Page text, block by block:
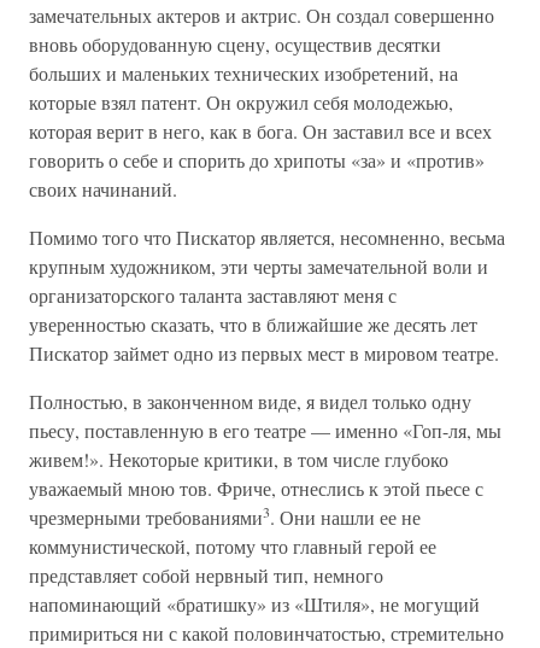
замечательных актеров и актрис. Он создал совершенно
вновь оборудованную сцену, осуществив десятки
больших и маленьких технических изобретений, на
которые взял патент. Он окружил себя молодежью,
которая верит в него, как в бога. Он заставил все и всех
говорить о себе и спорить до хрипоты «за» и «против»
своих начинаний.
Помимо того что Пискатор является, несомненно, весьма
крупным художником, эти черты замечательной воли и
организаторского таланта заставляют меня с
уверенностью сказать, что в ближайшие же десять лет
Пискатор займет одно из первых мест в мировом театре.
Полностью, в законченном виде, я видел только одну
пьесу, поставленную в его театре — именно «Гоп-ля, мы
живем!». Некоторые критики, в том числе глубоко
уважаемый мною тов. Фриче, отнеслись к этой пьесе с
чрезмерными требованиями3. Они нашли ее не
коммунистической, потому что главный герой ее
представляет собой нервный тип, немного
напоминающий «братишку» из «Штиля», не могущий
примириться ни с какой половинчатостью, стремительно